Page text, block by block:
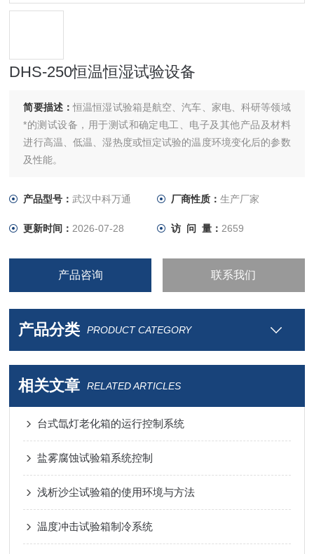
DHS-250恒温恒湿试验设备
简要描述：恒温恒湿试验箱是航空、汽车、家电、科研等领域
*的测试设备，用于测试和确定电工、电子及其他产品及材料
进行高温、低温、湿热度或恒定试验的温度环境变化后的参数
及性能。
产品型号：武汉中科万通 厂商性质： 生产厂家
更新时间： 2026-07-28 访 问 量： 2659
产品咨询 联系我们
产品分类 PRODUCT CATEGORY
相关文章 RELATED ARTICLES
台式氙灯老化箱的运行控制系统
盐雾腐蚀试验箱系统控制
浅析沙尘试验箱的使用环境与方法
温度冲击试验箱制冷系统